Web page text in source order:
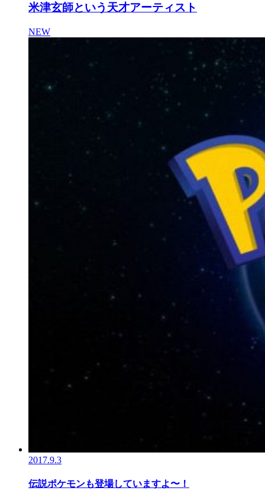
米津玄師という天才アーティスト
NEW
2017.9.3
伝説ポケモンも登場していますよ〜！